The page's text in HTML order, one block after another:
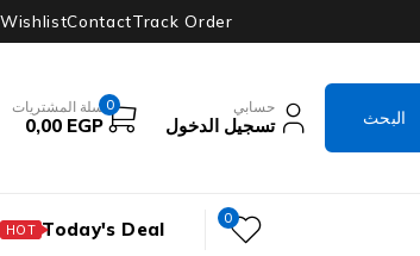
Track Order
Contact
Wishlist
حسابي
تسجيل الدخول
0 سلة المشتريات
0,00 EGP
0
Today's Deal
HOT